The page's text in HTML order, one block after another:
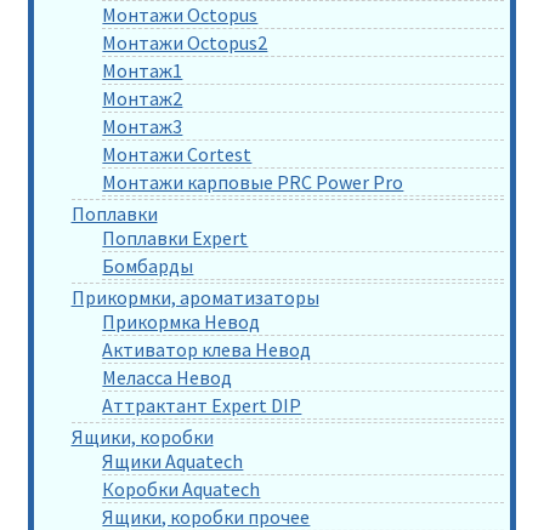
Монтажи Octopus
Монтажи Octopus2
Монтаж1
Монтаж2
Монтаж3
Монтажи Cortest
Монтажи карповые PRC Power Pro
Поплавки
Поплавки Expert
Бомбарды
Прикормки, ароматизаторы
Прикормка Невод
Активатор клева Невод
Меласса Невод
Аттрактант Expert DIP
Ящики, коробки
Ящики Aquatech
Коробки Aquatech
Ящики, коробки прочее